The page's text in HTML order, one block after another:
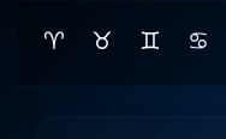
♈ ♉ ♊ ♋